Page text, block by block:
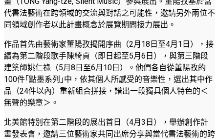
代書法藝術在跨領域的交流與對話之可能性，邀請另外兩位不
同領域創作者以此計畫概念於展覽期間接力展出。
作品首先由藝術家董陽孜揭開序曲（2月18日至4月1日），接
續為第二階段歌手陳綺貞（即日起至5月6日），與第三階段
建築師姚仁祿（5月8日至6月10日）。他們各自從董陽孜的
100件｢點墨系列｣中，依其個人所感受的音樂性，選出其中作
品（24件以內）重新組合拼接，譜出一段獨具個人特色的＜
無聲的樂章＞。
北美館特別在第二階段的展出首日（4月3日），舉辦創作計
畫發表會，邀請三位藝術家共同出席分享與當代書法藝術的跨